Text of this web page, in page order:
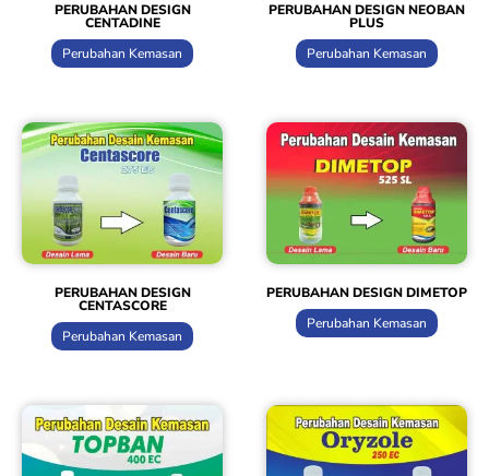
PERUBAHAN DESIGN
CENTADINE
Perubahan Kemasan
PERUBAHAN DESIGN NEOBAN
PLUS
Perubahan Kemasan
PERUBAHAN DESIGN
CENTASCORE
Perubahan Kemasan
PERUBAHAN DESIGN DIMETOP
Perubahan Kemasan